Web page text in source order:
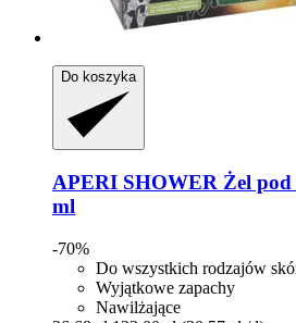
Do koszyka
APERI SHOWER Żel pod
ml
-70%
Do wszystkich rodzajów
Wyjątkowe zapachy
Nawilżające